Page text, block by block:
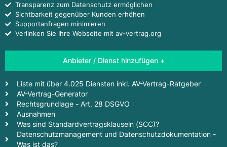
Transparenz zum Datenschutz ermöglichen
Sichtbarkeit gegenüber Kunden erhöhen
Supportanfragen minimieren
Verlinken Sie Ihre Webseite mit av-vertrag.org
Anbieter / Dienst hinzufügen +
Liste mit über 4.025 Diensten inkl. AV-Vertrag-Ratgeber
AV-Vertrag-Generator
Rechtsgrundlage - Art. 28 DSGVO
Ausnahmen
Was sind Standardvertragsklauseln (SCC)?
Datenschutzmanagement und Datenschutzdokumentation -
Was ist das?